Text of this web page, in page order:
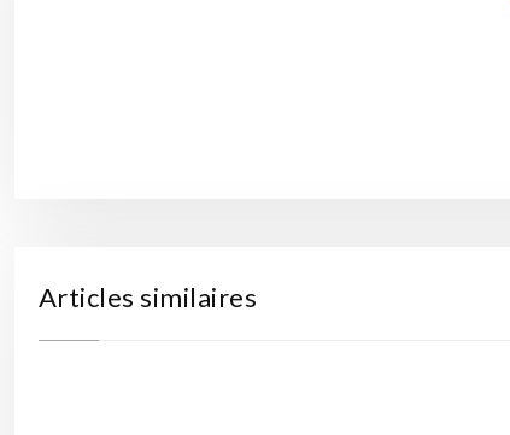
Articles similaires